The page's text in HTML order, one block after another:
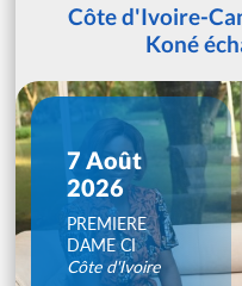
Côte d'Ivoire-
Koné
7 Août
2026
PREMIERE
DAME CI
Côte d'Ivoire